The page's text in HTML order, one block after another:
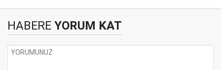
HABERE YORUM KAT